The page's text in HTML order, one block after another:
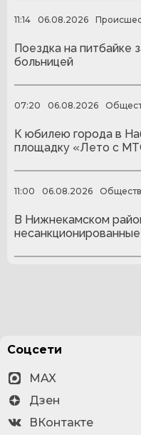
11:14 06.08.2026
Поездка на питбайке
больницей
07:20 06.08.2026
К юбилею города в
площадку «Лето с
11:00 06.08.2026
В Нижнекамском
несанкционированные
Соцсети
MAX
Дзен
ВКонтакте